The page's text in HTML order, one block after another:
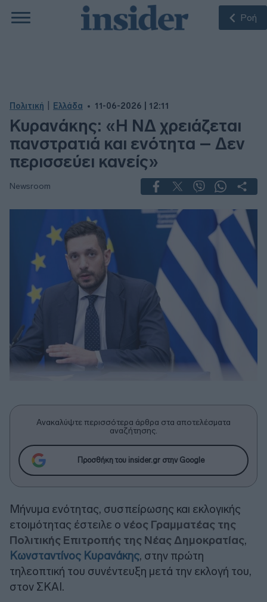
Ροή
Πολιτική Ελλάδα 11-06-2026 | 12:11
Κυρανάκης: «Η ΝΔ χρειάζεται
πανστρατιά και ενότητα – Δεν
περισσεύει κανείς»
Newsroom
Ανακαλύψτε περισσότερα άρθρα στα αποτελέσματα
αναζήτησης.
Προσθήκη του insider.gr στην Google
Μήνυμα ενότητας, συσπείρωσης και εκλογικής
ετοιμότητας έστειλε ο νέος Γραμματέας της
Πολιτικής Επιτροπής της Νέας Δημοκρατίας,
Κωνσταντίνος Κυρανάκης, στην πρώτη
τηλεοπτική του συνέντευξη μετά την εκλογή του,
στον ΣΚΑΙ.